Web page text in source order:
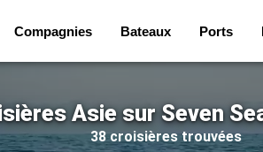
Compagnies Bateaux Ports
Asie sur Seven
38 croisières trouvées